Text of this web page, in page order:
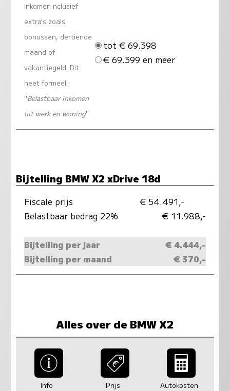
Inkomen nclusief
extra's zoals
bonussen, dertiende
maand of
vakantiegeld. Dit
heet formeel:
"Belastbaar inkomen
uit werk en woning"
tot € 69.398
€ 69.399 en meer
Bijtelling BMW X2 xDrive 18d
Fiscale prijs
€ 54.491,-
Belastbaar bedrag 22%
€ 11.988,-
Bijtelling per jaar
€ 4.444,-
Bijtelling per maand
€ 370,-
Alles over de BMW X2
Info Prijs Autokosten